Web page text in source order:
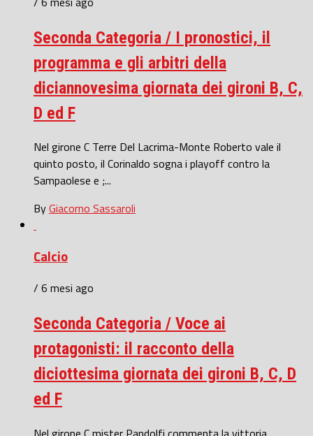
Seconda Categoria / I pronostici, il
programma e gli arbitri della
diciannovesima giornata dei gironi B, C,
D ed F
Nel girone C Terre Del Lacrima-Monte Roberto vale il
quinto posto, il Corinaldo sogna i playoff contro la
Sampaolese e ;...
ByGiacomo Sassaroli
Calcio
/ 6 mesi ago
Seconda Categoria / Voce ai
protagonisti: il racconto della
diciottesima giornata dei gironi B, C, D
ed F